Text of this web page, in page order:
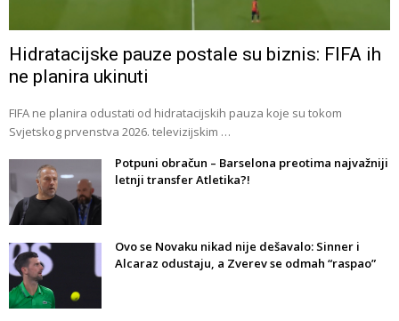
Hidratacijske pauze postale su biznis: FIFA ih
ne planira ukinuti
FIFA ne planira odustati od hidratacijskih pauza koje su tokom
Svjetskog prvenstva 2026. televizijskim …
Potpuni obračun – Barselona preotima najvažniji
letnji transfer Atletika?!
Ovo se Novaku nikad nije dešavalo: Sinner i
Alcaraz odustaju, a Zverev se odmah “raspao”